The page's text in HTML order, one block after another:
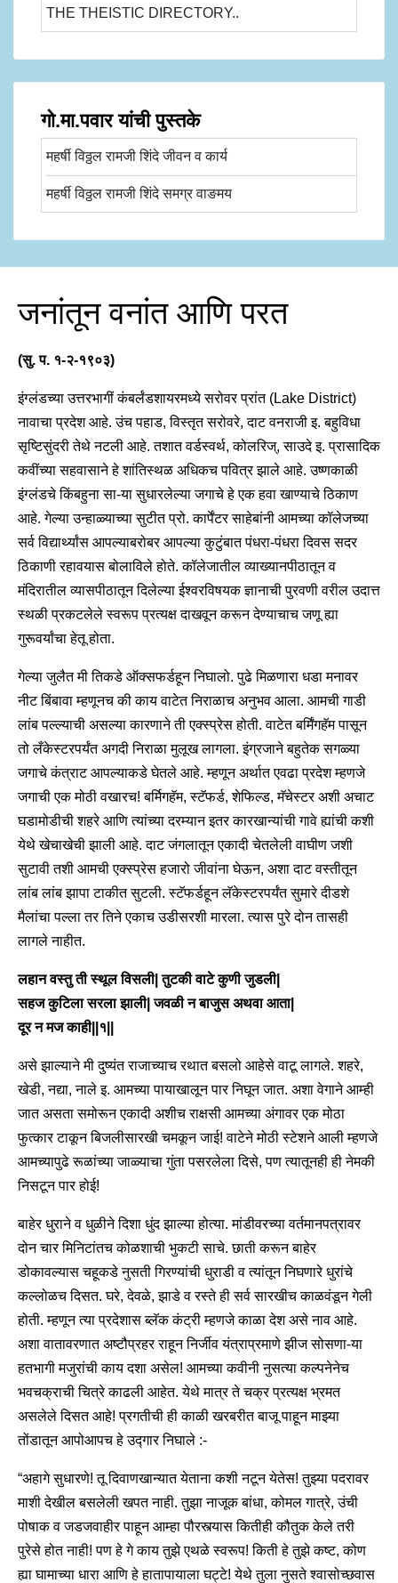
THE THEISTIC DIRECTORY..
गो.मा.पवार यांची पुस्तके
महर्षी विठ्ठल रामजी शिंदे जीवन व कार्य
महर्षी विठ्ठल रामजी शिंदे समग्र वाङमय
जनांतून वनांत आणि परत
(सु. प. १-२-१९०३)
इंग्लंडच्या उत्तरभागीं कंबर्लंडशायरमध्ये सरोवर प्रांत (Lake District)
नावाचा प्रदेश आहे. उंच पहाड, विस्तृत सरोवरे, दाट वनराजी इ. बहुविधा
सृष्टिसुंदरी तेथे नटली आहे. तशात वर्डस्वर्थ, कोलरिज्, साउदे इ. प्रासादिक
कवींच्या सहवासाने हे शांतिस्थळ अधिकच पवित्र झाले आहे. उष्णकाळी
इंग्लंडचे किंबहुना सा-या सुधारलेल्या जगाचे हे एक हवा खाण्याचे ठिकाण
आहे. गेल्या उन्हाळ्याच्या सुटीत प्रो. कार्पेंटर साहेबांनी आमच्या कॉलेजच्या
सर्व विद्यार्थ्यांस आपल्याबरोबर आपल्या कुटुंबात पंधरा-पंधरा दिवस सदर
ठिकाणी रहावयास बोलाविले होते. कॉलेजातील व्याख्यानपीठातून व
मंदिरातील व्यासपीठातून दिलेल्या ईश्वरविषयक ज्ञानाची पुरवणी वरील उदात्त
स्थळी प्रकटलेले स्वरूप प्रत्यक्ष दाखवून करून देण्याचाच जणू ह्या
गुरूवर्यांचा हेतू होता.
गेल्या जुलैत मी तिकडे ऑक्सफर्डहून निघालो. पुढे मिळणारा धडा मनावर
नीट बिंबावा म्हणूनच की काय वाटेत निराळाच अनुभव आला. आमची गाडी
लांब पल्ल्याची असल्या कारणाने ती एक्स्प्रेस होती. वाटेत बर्मिंगहॅम पासून
तो लँकेस्टरपर्यंत अगदी निराळा मुलूख लागला. इंग्रजाने बहुतेक सगळ्या
जगाचे कंत्राट आपल्याकडे घेतले आहे. म्हणून अर्थात एवढा प्रदेश म्हणजे
जगाची एक मोठी वखारच! बर्मिगहॅम, स्टॅफर्ड, शेफिल्ड, मॅचेस्टर अशी अचाट
घडामोडीची शहरे आणि त्यांच्या दरम्यान इतर कारखान्यांची गावे ह्यांची कशी
येथे खेचाखेची झाली आहे. दाट जंगलातून एकादी चेतलेली वाघीण जशी
सुटावी तशी आमची एक्स्प्रेस हजारो जीवांना घेऊन, अशा दाट वस्तीतून
लांब लांब झापा टाकीत सुटली. स्टॅफर्डहून लॅकेस्टरपर्यंत सुमारे दीडशे
मैलांचा पल्ला तर तिने एकाच उडीसरशी मारला. त्यास पुरे दोन तासही
लागले नाहीत.
लहान वस्तु ती स्थूल विसली| तुटकी वाटे कुणी जुडली|
सहज कुटिला सरला झाली| जवळी न बाजुस अथवा आता|
दूर न मज काही||१||
असे झाल्याने मी दुष्यंत राजाच्याच रथात बसलो आहेसे वाटू लागले. शहरे,
खेडी, नद्या, नाले इ. आमच्या पायाखालून पार निघून जात. अशा वेगाने आम्ही
जात असता समोरून एकादी अशीच राक्षसी आमच्या अंगावर एक मोठा
फुत्कार टाकून बिजलीसारखी चमकून जाई! वाटेने मोठी स्टेशने आली म्हणजे
आमच्यापुढे रूळांच्या जाळ्याचा गुंता पसरलेला दिसे, पण त्यातूनही ही नेमकी
निसटून पार होई!
बाहेर धुराने व धुळीने दिशा धुंद झाल्या होत्या. मांडीवरच्या वर्तमानपत्रावर
दोन चार मिनिटांतच कोळशाची भुकटी साचे. छाती करून बाहेर
डोकावल्यास चहूकडे नुसती गिरण्यांची धुराडी व त्यांतून निघणारे धुरांचे
कल्लोळच दिसत. घरे, देवळे, झाडे व रस्ते ही सर्व सारखीच काळवंडून गेली
होती. म्हणून त्या प्रदेशास ब्लॅक कंट्री म्हणजे काळा देश असे नाव आहे.
अशा वातावरणात अष्टौप्रहर राहून निर्जीव यंत्राप्रमाणे झीज सोसणा-या
हतभागी मजुरांची काय दशा असेल! आमच्या कवीनी नुसत्या कल्पनेनेच
भवचक्राची चित्रे काढली आहेत. येथे मात्र ते चक्र प्रत्यक्ष भ्रमत
असलेले दिसत आहे! प्रगतीची ही काळी खरबरीत बाजू पाहून माझ्या
तोंडातून आपोआपच हे उद्गार निघाले :-
“अहागे सुधारणे! तू दिवाणखान्यात येताना कशी नटून येतेस! तुझ्या पदरावर
माशी देखील बसलेली खपत नाही. तुझा नाजूक बांधा, कोमल गात्रे, उंची
पोषाक व जडजवाहीर पाहून आम्हा पौरस्त्यास कितीही कौतुक केले तरी
पुरेसे होत नाही! पण हे गे काय तुझे एथळे स्वरूप! किती हे तुझे कष्ट, कोण
ह्या घामाच्या धारा आणि हे हातापायाला घट्टे! येथे तुला नुसते श्वासोच्छवास